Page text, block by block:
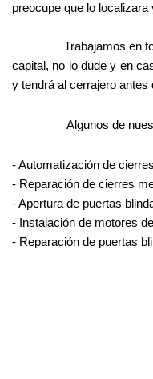
preocupe que lo
Trabajamos en
capital, no lo dude y en
y tendrá al cerrajero antes
Algunos de nuestros
- Automatización de
- Reparación de cierres
- Apertura de puertas
- Instalación de motores
- Reparación de puertas